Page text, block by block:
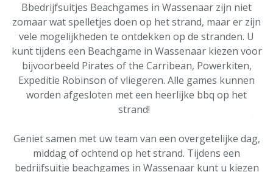
Bbedrijfsuitjes Beachgames in Wassenaar zijn niet
zomaar wat spelletjes doen op het strand, maar er zijn
vele mogelijkheden te ontdekken op de stranden. U
kunt tijdens een Beachgame in Wassenaar kiezen voor
bijvoorbeeld Pirates of the Carribean, Powerkiten,
Expeditie Robinson of vliegeren. Alle games kunnen
worden afgesloten met een heerlijke bbq op het
strand!
Geniet samen met uw team van een overgetelijke dag,
middag of ochtend op het strand. Tijdens een
bedrijfsuitje beachgames in Wassenaar kunt u kiezen